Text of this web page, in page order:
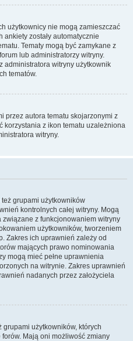
użytkownicy nie mogą zamieszczać
zostały automatycznie
Tematy mogą być zamykane z
lub administratorzy witryny.
administratora witryny użytkownik
tematów.
przez autora tematu skojarzonymi z
korzystania z ikon tematu uzależniona
witryny.
grupami użytkowników
kontrolnych całej witryny. Mogą
z funkcjonowaniem witryny
użytkowników, tworzeniem
Zakres ich uprawnień zależy od
mających prawo nominowania
mogą mieć pełne uprawnienia
na witrynie. Zakres uprawnień
nadanych przez założyciela
grupami użytkowników, których
Mają oni możliwość zmiany